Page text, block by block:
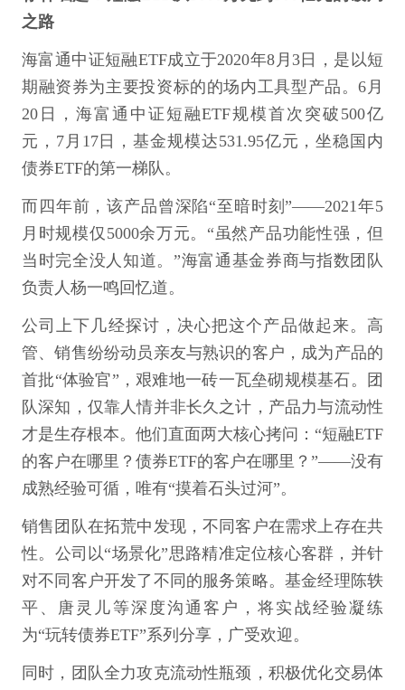
之路
海富通中证短融ETF成立于2020年8月3日，是以短
期融资券为主要投资标的的场内工具型产品。6月
20日，海富通中证短融ETF规模首次突破500亿
元，7月17日，基金规模达531.95亿元，坐稳国内
债券ETF的第一梯队。
而四年前，该产品曾深陷“至暗时刻”——2021年5
月时规模仅5000余万元。“虽然产品功能性强，但
当时完全没人知道。”海富通基金券商与指数团队
负责人杨一鸣回忆道。
公司上下几经探讨，决心把这个产品做起来。高
管、销售纷纷动员亲友与熟识的客户，成为产品的
首批“体验官”，艰难地一砖一瓦垒砌规模基石。团
队深知，仅靠人情并非长久之计，产品力与流动性
才是生存根本。他们直面两大核心拷问：“短融ETF
的客户在哪里？债券ETF的客户在哪里？”——没有
成熟经验可循，唯有“摸着石头过河”。
销售团队在拓荒中发现，不同客户在需求上存在共
性。公司以“场景化”思路精准定位核心客群，并针
对不同客户开发了不同的服务策略。基金经理陈轶
平、唐灵儿等深度沟通客户，将实战经验凝练
为“玩转债券ETF”系列分享，广受欢迎。
同时，团队全力攻克流动性瓶颈，积极优化交易体